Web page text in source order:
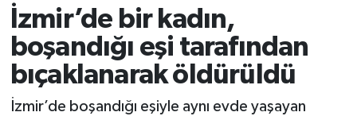
İzmir’de bir kadın,
boşandığı eşi tarafından
bıçaklanarak öldürüldü
İzmir’de boşandığı eşiyle aynı evde yaşayan
İZMİR
ÖZEL HABER
POLİTİKA